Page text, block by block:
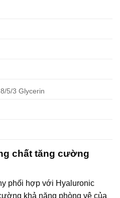
5/3 Glycerin
chất tăng cường
phối hợp với Hyaluronic
khả năng phòng vệ của